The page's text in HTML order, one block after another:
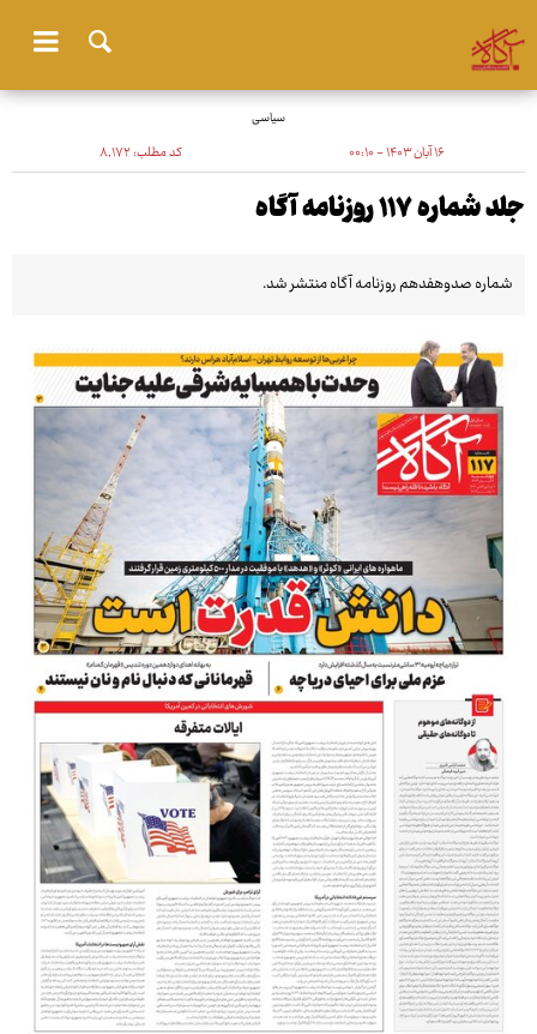
سیاسی
۱۶ آبان ۱۴۰۳ - ۰۰:۱۰ کد مطلب:۸٬۱۷۲
جلد شماره ۱۱۷ روزنامه آگاه
شماره صدوهفدهم روزنامه آگاه منتشر شد.